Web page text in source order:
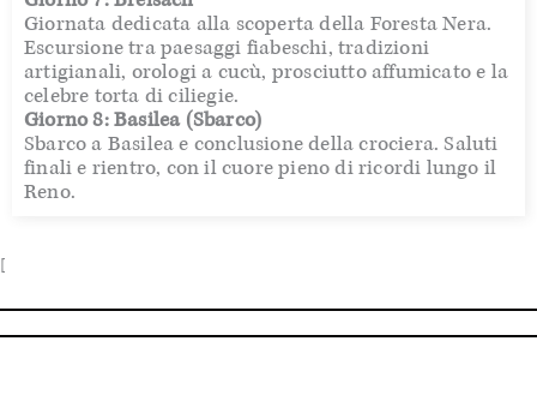
Giornata dedicata alla scoperta della Foresta Nera.
Escursione tra paesaggi fiabeschi, tradizioni
artigianali, orologi a cucù, prosciutto affumicato e la
celebre torta di ciliegie.
Giorno 8: Basilea (Sbarco)
Sbarco a Basilea e conclusione della crociera. Saluti
finali e rientro, con il cuore pieno di ricordi lungo il
Reno.
[